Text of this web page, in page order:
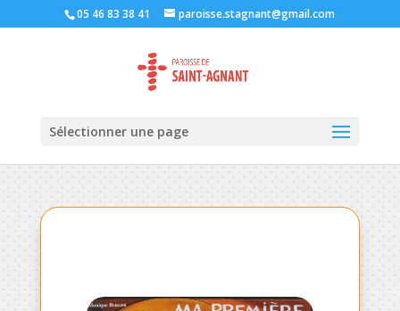
05 46 83 38 41 paroisse.stagnant@gmail.com
Sélectionner une page